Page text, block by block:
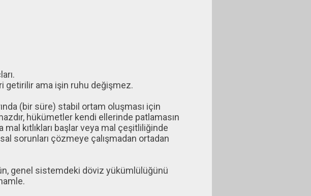
getirilir ama işin ruhu değişmez.
(bir süre) stabil ortam oluşması için
hükümetler kendi ellerinde patlamasın
kıtlıkları başlar veya mal çeşitliliğinde
sorunları çözmeye çalışmadan ortadan
genel sistemdeki döviz yükümlülüğünü